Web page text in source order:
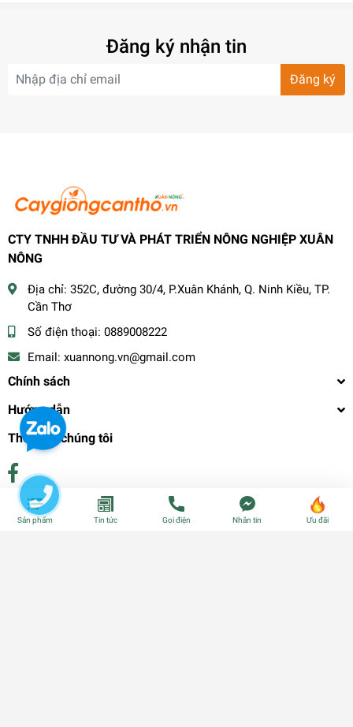
Đăng ký nhận tin
Đăng ký
CTY TNHH ĐẦU TƯ VÀ PHÁT TRIỂN NÔNG NGHIỆP XUÂN
NÔNG
Địa chỉ: 352C, đường 30/4, P.Xuân Khánh, Q. Ninh Kiều, TP.
Cần Thơ
Số điện thoại: 0889008222
Email: xuannong.vn@gmail.com
Chính sách
Hướng dẫn
Theo dõi chúng tôi
Phương thức thanh toán
Sản phẩm Tin tức Gọi điện Nhắn tin Ưu đãi